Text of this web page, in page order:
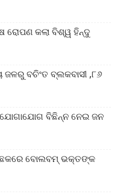
ରୋପଣ କଲା ବିଶ୍ୱ ହିନ୍ଦୁ
ବଚିଂତ ବ୍ଲକବାସୀ ,୮୬
ଯୋଗାଯୋଗ ବିଛିନ୍ନ ନେଇ ଜନ
ଛକରେ ବୋଲବମ୍ ଭକ୍ତଙ୍କ